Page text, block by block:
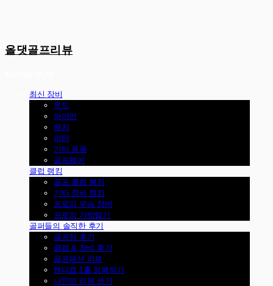
올댓골프리뷰
최신 장비
우드
아이언
웨지
퍼터
기타 용품
골프웨어
클럽 랭킹
골프 클럽 랭킹
기타 장비 랭킹
프로의 우승 장비
프로의 가방털기
골퍼들의 솔직한 후기
골프장 후기
클럽 & 장비 후기
골프패션 리뷰
핸디캡 1홀 정복하기
나만의 리뷰 쓰기